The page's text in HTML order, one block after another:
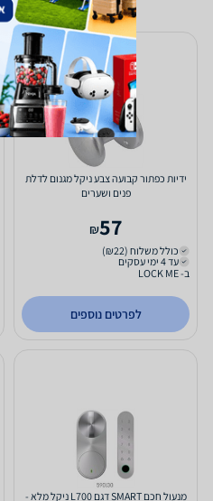
ידיות כפתור קבועה צבע ניקל מגנום לדלת
פנים ושערים
57
₪
כולל משלוח (₪22)
עד 4 ימי עסקים
ב- LOCK ME
לפרטים נוספים
מנעול חכם SMART דגם L700 ניקל מלא -